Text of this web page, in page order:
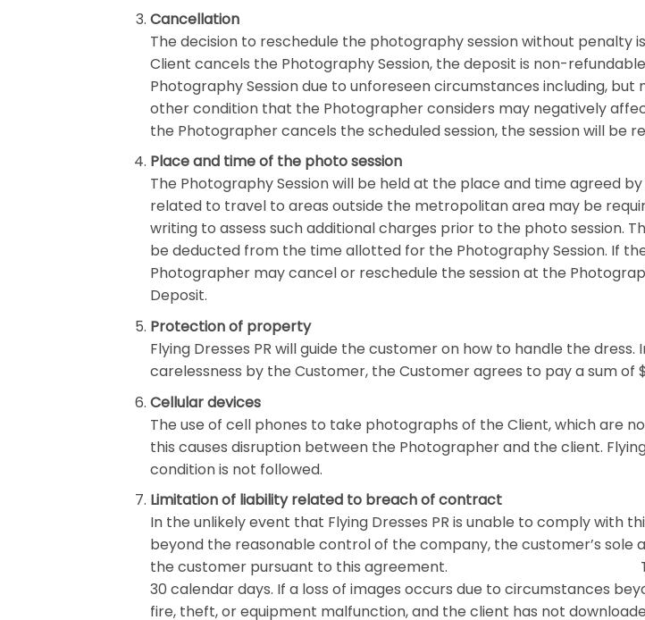
Cancellation
The decision to reschedule the photography session without
Client cancels the Photography Session, the deposit is non-
Photography Session due to unforeseen circumstances including,
other condition that the Photographer considers may negatively
the Photographer cancels the scheduled session, the session will be
Place and time of the photo session
The Photography Session will be held at the place and time agreed
related to travel to areas outside the metropolitan area may be
writing to assess such additional charges prior to the photo session.
be deducted from the time allotted for the Photography Session. If
Photographer may cancel or reschedule the session at the
Deposit.
Protection of property
Flying Dresses PR will guide the customer on how to handle the
carelessness by the Customer, the Customer agrees to pay a sum of
Cellular devices
The use of cell phones to take photographs of the Client, which are
this causes disruption between the Photographer and the client.
condition is not followed.
Limitation of liability related to breach of contract
In the unlikely event that Flying Dresses PR is unable to comply with
beyond the reasonable control of the company, the customer’s
the customer pursuant to this agreement. The client
30 calendar days. If a loss of images occurs due to circumstances
fire, theft, or equipment malfunction, and the client has not